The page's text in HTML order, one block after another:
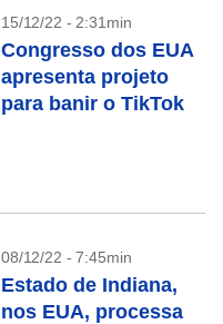
15/12/22 - 2:31min
Congresso dos EUA
apresenta projeto
para banir o TikTok
08/12/22 - 7:45min
Estado de Indiana,
nos EUA, processa